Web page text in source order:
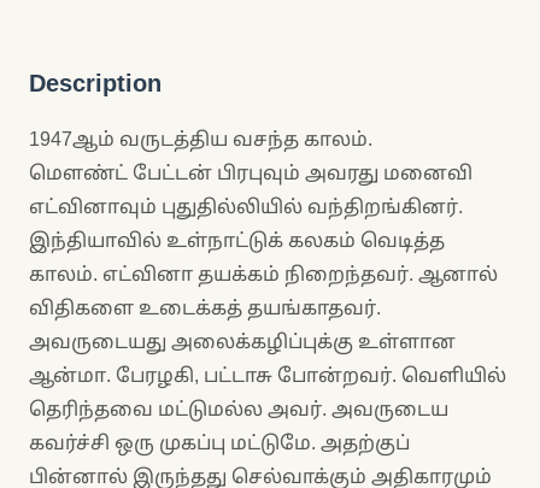
Description
1947ஆம் வருடத்திய வசந்த காலம்.
மௌண்ட் பேட்டன் பிரபுவும் அவரது மனைவி
எட்வினாவும் புதுதில்லியில் வந்திறங்கினர்.
இந்தியாவில் உள்நாட்டுக் கலகம் வெடித்த
காலம். எட்வினா தயக்கம் நிறைந்தவர். ஆனால்
விதிகளை உடைக்கத் தயங்காதவர்.
அவருடையது அலைக்கழிப்புக்கு உள்ளான
ஆன்மா. பேரழகி, பட்டாசு போன்றவர். வெளியில்
தெரிந்தவை மட்டுமல்ல அவர். அவருடைய
கவர்ச்சி ஒரு முகப்பு மட்டுமே. அதற்குப்
பின்னால் இருந்தது செல்வாக்கும் அதிகாரமும்